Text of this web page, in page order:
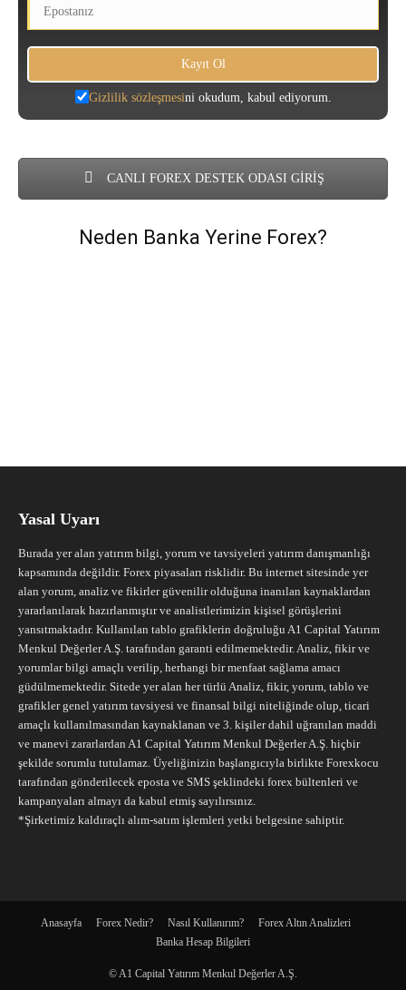
Gizlilik sözleşmesini okudum, kabul ediyorum.
CANLI FOREX DESTEK ODASI GİRİŞ
Neden Banka Yerine Forex?
Yasal Uyarı
Burada yer alan yatırım bilgi, yorum ve tavsiyeleri yatırım danışmanlığı
kapsamında değildir. Forex piyasaları risklidir. Bu internet sitesinde yer
alan yorum, analiz ve fikirler güvenilir olduğuna inanılan kaynaklardan
yararlanılarak hazırlanmıştır ve analistlerimizin kişisel görüşlerini
yansıtmaktadır. Kullanılan tablo grafiklerin doğruluğu A1 Capital Yatırım
Menkul Değerler A.Ş. tarafından garanti edilmemektedir. Analiz, fikir ve
yorumlar bilgi amaçlı verilip, herhangi bir menfaat sağlama amacı
güdülmemektedir. Sitede yer alan her türlü Analiz, fikir, yorum, tablo ve
grafikler genel yatırım tavsiyesi ve finansal bilgi niteliğinde olup, ticari
amaçlı kullanılmasından kaynaklanan ve 3. kişiler dahil uğranılan maddi
ve manevi zararlardan A1 Capital Yatırım Menkul Değerler A.Ş. hiçbir
şekilde sorumlu tutulamaz. Üyeliğinizin başlangıcıyla birlikte Forexkocu
tarafından gönderilecek eposta ve SMS şeklindeki forex bültenleri ve
kampanyaları almayı da kabul etmiş sayılırsınız.
*Şirketimiz kaldıraçlı alım-satım işlemleri yetki belgesine sahiptir.
Anasayfa Forex Nedir? Nasıl Kullanırım?
Forex Altın Analizleri
Banka Hesap Bilgileri
© A1 Capital Yatırım Menkul Değerler A.Ş.